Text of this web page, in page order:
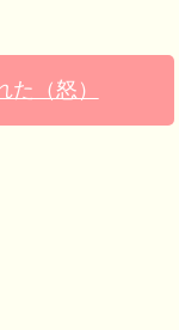
（怒）